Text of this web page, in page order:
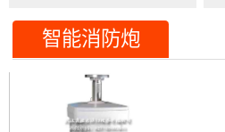
智能消防炮